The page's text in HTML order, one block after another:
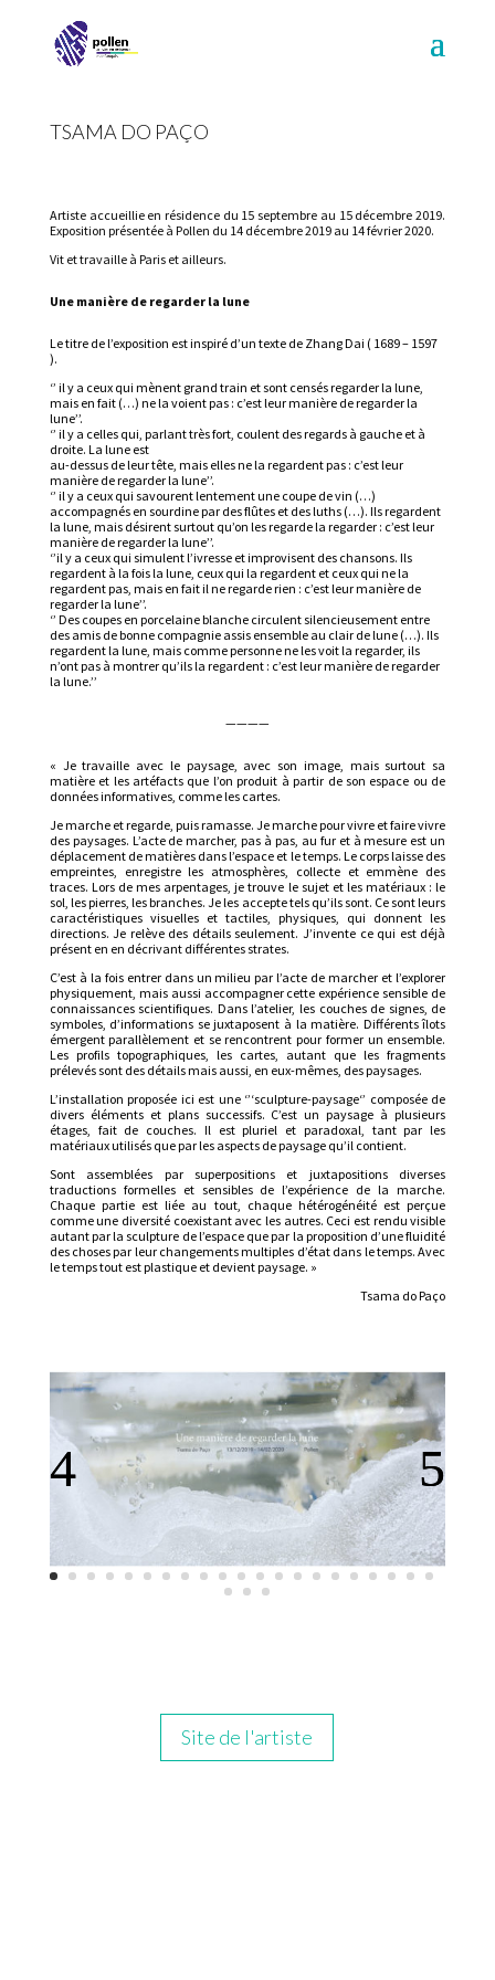
TSAMA DO PAÇO
Artiste accueillie en résidence du 15 septembre au 15 décembre 2019.
Exposition présentée à Pollen du 14 décembre 2019 au 14 février 2020.
Vit et travaille à Paris et ailleurs.
Une manière de regarder la lune
Le titre de l’exposition est inspiré d’un texte de Zhang Dai ( 1689 – 1597
).
‘’ il y a ceux qui mènent grand train et sont censés regarder la lune,
mais en fait (…) ne la voient pas : c’est leur manière de regarder la
lune’’.
‘’ il y a celles qui, parlant très fort, coulent des regards à gauche et à
droite. La lune est
au-dessus de leur tête, mais elles ne la regardent pas : c’est leur
manière de regarder la lune’’.
‘’ il y a ceux qui savourent lentement une coupe de vin (…)
accompagnés en sourdine par des flûtes et des luths (…). Ils regardent
la lune, mais désirent surtout qu’on les regarde la regarder : c’est leur
manière de regarder la lune’’.
‘’il y a ceux qui simulent l’ivresse et improvisent des chansons. Ils
regardent à la fois la lune, ceux qui la regardent et ceux qui ne la
regardent pas, mais en fait il ne regarde rien : c’est leur manière de
regarder la lune’’.
‘’ Des coupes en porcelaine blanche circulent silencieusement entre
des amis de bonne compagnie assis ensemble au clair de lune (…). Ils
regardent la lune, mais comme personne ne les voit la regarder, ils
n’ont pas à montrer qu’ils la regardent : c’est leur manière de regarder
la lune.’’
————
« Je travaille avec le paysage, avec son image, mais surtout sa
matière et les artéfacts que l’on produit à partir de son espace ou de
données informatives, comme les cartes.
Je marche et regarde, puis ramasse. Je marche pour vivre et faire vivre
des paysages. L’acte de marcher, pas à pas, au fur et à mesure est un
déplacement de matières dans l’espace et le temps. Le corps laisse des
empreintes, enregistre les atmosphères, collecte et emmène des
traces. Lors de mes arpentages, je trouve le sujet et les matériaux : le
sol, les pierres, les branches. Je les accepte tels qu’ils sont. Ce sont leurs
caractéristiques visuelles et tactiles, physiques, qui donnent les
directions. Je relève des détails seulement. J’invente ce qui est déjà
présent en en décrivant différentes strates.
C’est à la fois entrer dans un milieu par l’acte de marcher et l’explorer
physiquement, mais aussi accompagner cette expérience sensible de
connaissances scientifiques. Dans l’atelier, les couches de signes, de
symboles, d’informations se juxtaposent à la matière. Différents îlots
émergent parallèlement et se rencontrent pour former un ensemble.
Les profils topographiques, les cartes, autant que les fragments
prélevés sont des détails mais aussi, en eux-mêmes, des paysages.
L’installation proposée ici est une ‘’‘sculpture-paysage‘’ composée de
divers éléments et plans successifs. C’est un paysage à plusieurs
étages, fait de couches. Il est pluriel et paradoxal, tant par les
matériaux utilisés que par les aspects de paysage qu’il contient.
Sont assemblées par superpositions et juxtapositions diverses
traductions formelles et sensibles de l’expérience de la marche.
Chaque partie est liée au tout, chaque hétérogénéité est perçue
comme une diversité coexistant avec les autres. Ceci est rendu visible
autant par la sculpture de l’espace que par la proposition d’une fluidité
des choses par leur changements multiples d’état dans le temps. Avec
le temps tout est plastique et devient paysage. »
Tsama do Paço
Site de l'artiste